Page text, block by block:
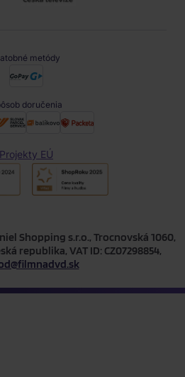
metódy
doručenia
Projekty EÚ
Shopping s.r.o., Trocnovská 1060,
republika, VAT ID: CZ07298854,